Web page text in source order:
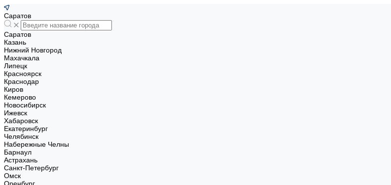
Саратов
Саратов
Казань
Нижний Новгород
Махачкала
Липецк
Красноярск
Краснодар
Киров
Кемерово
Новосибирск
Ижевск
Хабаровск
Екатеринбург
Челябинск
Набережные Челны
Барнаул
Астрахань
Санкт-Петербург
Омск